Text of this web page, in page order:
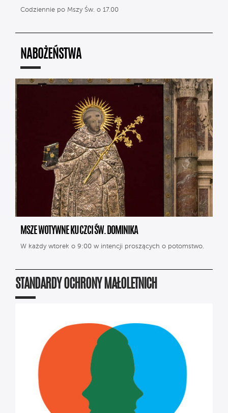
Codziennie po Mszy Św. o 17.00
NABOŻEŃSTWA
MSZE WOTYWNE KU CZCI ŚW. DOMINIKA
W każdy wtorek o 9:00 w intencji proszących o potomstwo.
STANDARDY OCHRONY MAŁOLETNICH